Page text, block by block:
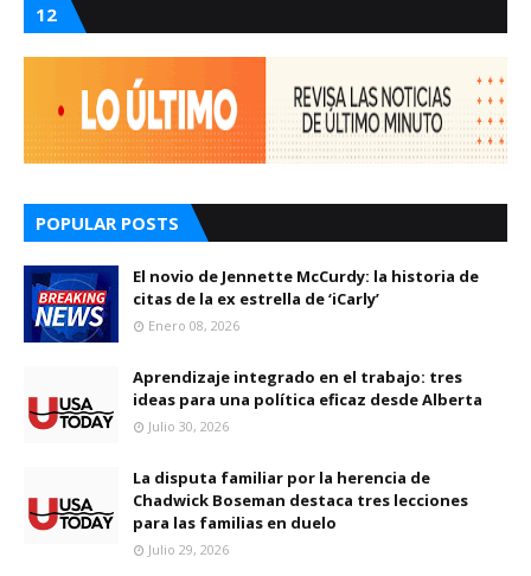
12
POPULAR POSTS
El novio de Jennette McCurdy: la historia de
citas de la ex estrella de ‘iCarly’
Enero 08, 2026
Aprendizaje integrado en el trabajo: tres
ideas para una política eficaz desde Alberta
Julio 30, 2026
La disputa familiar por la herencia de
Chadwick Boseman destaca tres lecciones
para las familias en duelo
Julio 29, 2026